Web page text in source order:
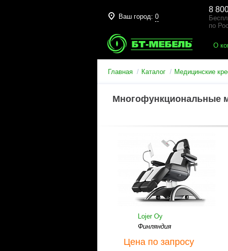
Ваш город: 0
8
по
О
Главная Каталог Медицинские
Многофункциональные
Lojer Oy
Финляндия
Цена по запросу